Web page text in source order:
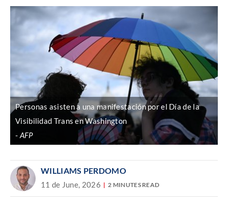
Personas asisten a una manifestación por el Día de la
Visibilidad Trans en Washington
AFP
WILLIAMS PERDOMO
11 de June, 2026 2 MINUTES READ